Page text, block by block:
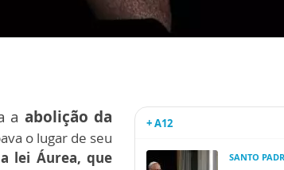
aabolição da
o lugar de seu
lei Áurea, que
+ A12
SANTO